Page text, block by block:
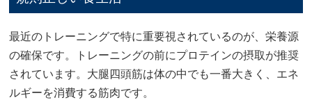
最近のトレーニングで特に重要視されているのが、栄養源
の確保です。トレーニングの前にプロテインの摂取が推奨
されています。大腿四頭筋は体の中でも一番大きく、エネ
ルギーを消費する筋肉です。